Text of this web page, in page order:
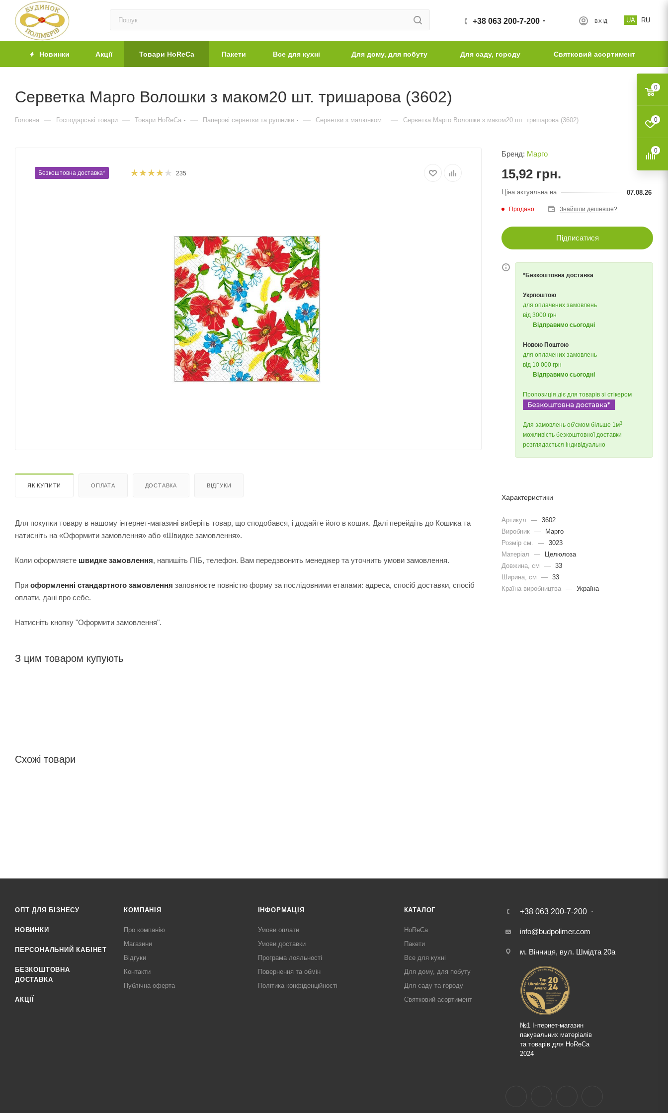
UA RU
ВХІД
+38 063 200-7-200
Новинки Акції Товари HoReCa Пакети Все для кухні Для дому, для побуту Для саду, городу Святковий асортимент
Серветка Марго Волошки з маком20 шт. тришарова (3602)
Головна — Господарські товари — Товари HoReCa — Паперові серветки та рушники — Серветки з малюнком — Серветка Марго Волошки з маком20 шт. тришарова (3602)
Безкоштовна доставка* 235
ЯК КУПИТИ ОПЛАТА ДОСТАВКА ВІДГУКИ
Для покупки товару в нашому інтернет-магазині виберіть товар, що сподобався, і додайте його в кошик. Далі перейдіть до Кошика та
натисніть на «Оформити замовлення» або «Швидке замовлення».
Коли оформляєте швидке замовлення, напишіть ПІБ, телефон. Вам передзвонить менеджер та уточнить умови замовлення.
При оформленні стандартного замовлення заповнюєте повністю форму за послідовними етапами: адреса, спосіб доставки, спосіб
оплати, дані про себе.
Натисніть кнопку "Оформити замовлення".
З цим товаром купують
Схожі товари
Бренд: Марго
15,92 грн.
Ціна актуальна на 07.08.26
Продано Знайшли дешевше?
Підписатися
*Безкоштовна доставка
Укрпоштою
для оплачених замовлень
від 3000 грн
Відправимо сьогодні
Новою Поштою
для оплачених замовлень
від 10 000 грн
Відправимо сьогодні
Пропозиція діє для товарів зі стікером
Для замовлень об'ємом більше 1м3
можливість безкоштовної доставки
розглядається індивідуально
Характеристики
Артикул — 3602
Виробник —
Марго
Розмір см.
— 3023
Матеріал
—
Целюлоза
Довжина, cм
— 33
Ширина, cм
— 33
Країна виробництва — Україна
ОПТ ДЛЯ БІЗНЕСУ
НОВИНКИ
ПЕРСОНАЛЬНИЙ КАБІНЕТ
БЕЗКОШТОВНА
ДОСТАВКА
АКЦІЇ
КОМПАНІЯ
Про компанію
Магазини
Відгуки
Контакти
Публічна оферта
ІНФОРМАЦІЯ
Умови оплати
Умови доставки
Програма лояльності
Повернення та обмін
Політика конфіденційності
КАТАЛОГ
HoReCa
Пакети
Все для кухні
Для дому, для побуту
Для саду та городу
Святковий асортимент
+38 063 200-7-200
info@budpolimer.com
м. Вінниця, вул. Шмідта 20а
№1 Інтернет-магазин
пакувальних матеріалів
та товарів для HoReCa
2024
0
0
0